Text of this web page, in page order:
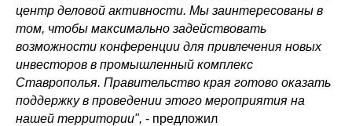
центр деловой активности. Мы заинтересованы в
том, чтобы максимально задействовать
возможности конференции для привлечения новых
инвесторов в промышленный комплекс
Ставрополья. Правительство края готово оказать
поддержку в проведении этого мероприятия на
нашей территории", - предложил